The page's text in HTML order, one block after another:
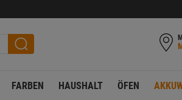
FARBEN HAUSHALT ÖFEN